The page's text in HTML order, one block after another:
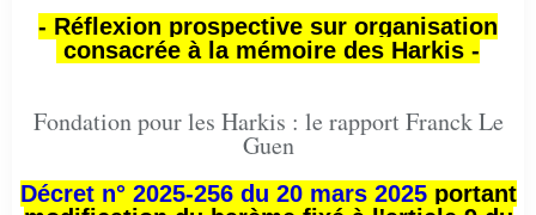
- Réflexion prospective sur organisation
consacrée à la mémoire des Harkis -
Fondation pour les Harkis : le rapport Franck Le
Guen
Décret n° 2025-256 du 20 mars 2025portant